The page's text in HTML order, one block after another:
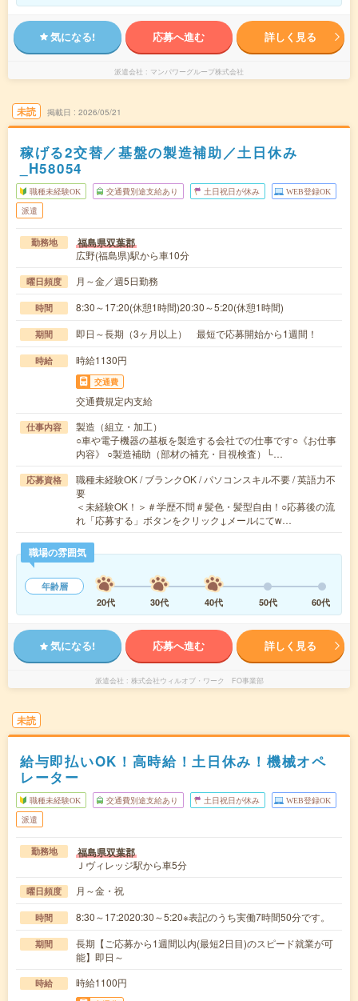
気になる! 応募へ進む 詳しく見る
派遣会社 マンパワーグループ株式会社
未読 掲載日 2026/05/21
稼げる2交替／基盤の製造補助／土日休み
_H58054
職種未経験OK 交通費別途支給あり 土日祝日が休み WEB登録OK
派遣
勤務地 福島県双葉郡
広野(福島県)駅から車10分
曜日頻度 月～金／週5日勤務
時間 8:30～17:20(休憩1時間)20:30～5:20(休憩1時間)
期間 即日～長期（3ヶ月以上） 最短で応募開始から1週間！
時給 時給1130円
交通費
交通費規定内支給
仕事内容
製造（組立・加工）
○車や電子機器の基板を製造する会社での仕事です○《お仕事
内容》 ○製造補助（部材の補充・目視検査）└…
応募資格
職種未経験OK / ブランクOK / パソコンスキル不要 / 英語力不
要
＜未経験OK！＞＃学歴不問＃髪色・髪型自由！○応募後の流
れ「応募する」ボタンをクリック↓メールにてw…
職場の雰囲気
年齢層
20代
30代 40代 50代 60代
気になる! 応募へ進む 詳しく見る
派遣会社 株式会社ウィルオブ・ワーク FO事業部
未読
給与即払いOK！高時給！土日休み！機械オペ
レーター
職種未経験OK 交通費別途支給あり 土日祝日が休み WEB登録OK
派遣
勤務地 福島県双葉郡
Ｊヴィレッジ駅から車5分
曜日頻度 月～金・祝
時間 8:30～17:2020:30～5:20※表記のうち実働7時間50分です。
期間
長期【ご応募から1週間以内(最短2日目)のスピード就業が可
能】即日～
時給 時給1100円